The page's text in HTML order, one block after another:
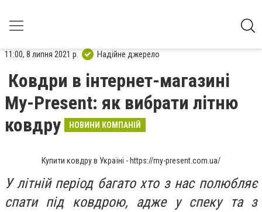
11:00, 8 липня 2021 р. Надійне джерело
Ковдри в інтернет-магазині
My-Present: як вибрати літню
ковдру
НОВИНИ КОМПАНІЙ
Купити ковдру в Україні - https://my-present.com.ua/
У літній період багато хто з нас полюбляє
спати під ковдрою, адже у спеку та з